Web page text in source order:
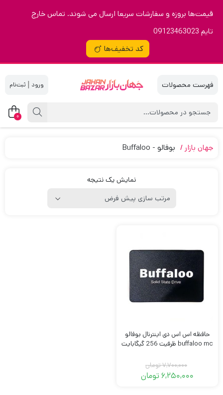
قیمت‌ها بروزه و سفارشات سریعا ارسال می شوند. تماس خارج
تایم 09123463023
کد تخفیف‌ها
|
0
جهان بازار بوفالو - Buffaloo
نمایش یک نتیجه
حافظه اس اس دی اینترنال بوفالو
buffaloo mc ظرفیت 256 گیگابایت
7,700,000تومان
6,250,000تومان